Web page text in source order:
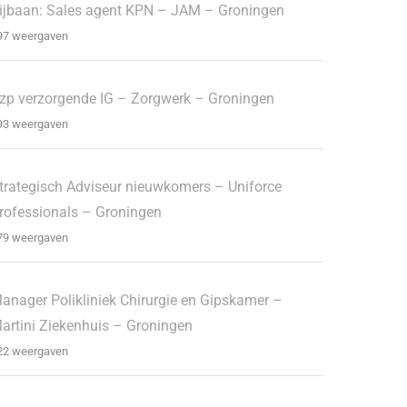
Sales agent KPN – JAM – Groningen
weergaven
verzorgende IG – Zorgwerk – Groningen
weergaven
Adviseur nieuwkomers – Uniforce
– Groningen
weergaven
Polikliniek Chirurgie en Gipskamer –
Ziekenhuis – Groningen
weergaven